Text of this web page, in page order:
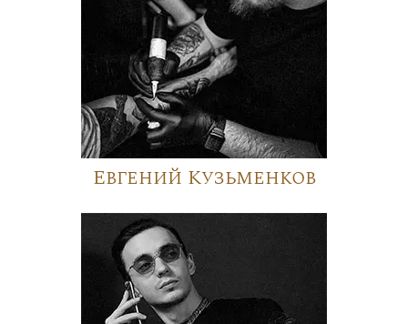
Евгений Кузьменков